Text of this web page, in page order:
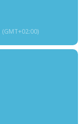
(GMT+02:00)